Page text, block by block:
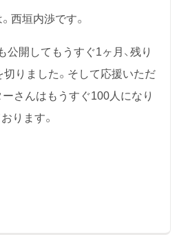
西垣内渉です。
公開してもうすぐ1ヶ月、残り
りました。そして応援いただ
ーさんはもうすぐ100人になり
ります。